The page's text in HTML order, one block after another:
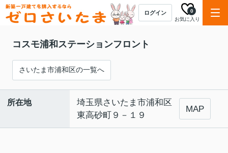
ログイン
お気に入り
0
コスモ浦和ステーションフロント
さいたま市浦和区の一覧へ
1/0
所在地
埼玉県さいたま市浦和区
東高砂町９－１９
MAP